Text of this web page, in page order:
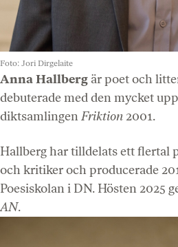
Foto: Jori Dirgelaite
Anna Hallberg är poet och
debuterade med den mycket
diktsamlingenFriktion 2001.
Hallberg har tilldelats ett flertal
och kritiker och producerade
Poesiskolan i DN. Hösten 2025
AN.